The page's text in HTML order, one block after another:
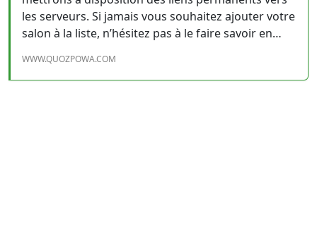
les serveurs. Si jamais vous souhaitez ajouter votre
salon à la liste, n’hésitez pas à le faire savoir en…
WWW.QUOZPOWA.COM